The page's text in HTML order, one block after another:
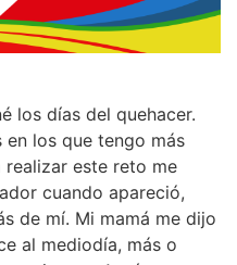
los días del quehacer.
en los que tengo más
este reto me
cuando apareció,
de mí. Mi mamá me dijo
al mediodía, más o